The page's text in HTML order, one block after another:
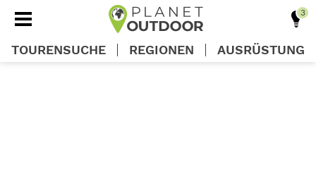
TOURENSUCHE REGIONEN AUSRÜSTUNG